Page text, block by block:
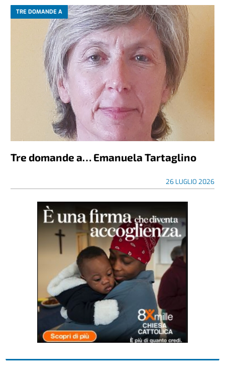
TRE DOMANDE A
Tre domande a… Emanuela Tartaglino
26 LUGLIO 2026